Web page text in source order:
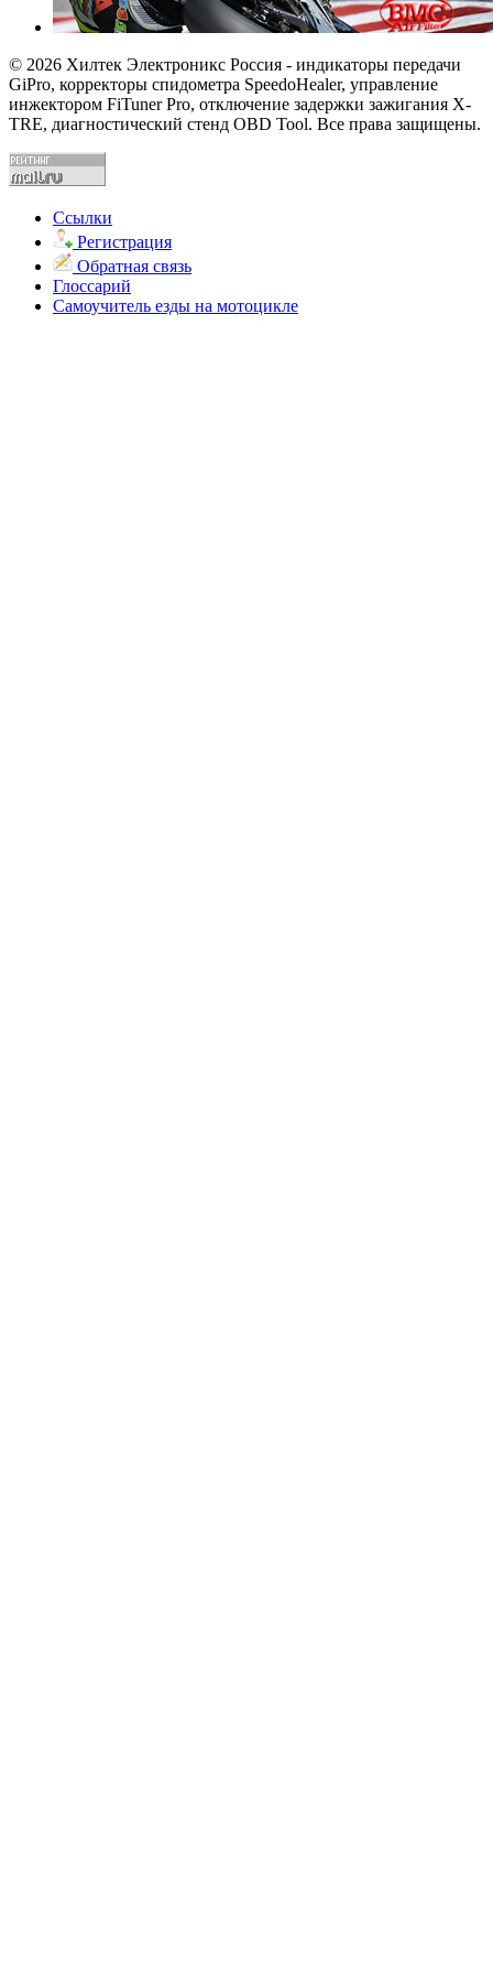
© 2026 Хилтек Электроникс Россия - индикаторы передачи
GiPro, корректоры спидометра SpeedoHealer, управление
инжектором FiTuner Pro, отключение задержки зажигания X-
TRE, диагностический стенд OBD Tool. Все права защищены.
Ссылки
Регистрация
Обратная связь
Глоссарий
Самоучитель езды на мотоцикле